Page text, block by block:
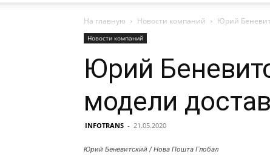
На главную Новости компаний Юрий
Новости компаний
Юрий
модели
INFOTRANS - 21.05.2020
Юрий Беневитский / Нова Пошта Глобал